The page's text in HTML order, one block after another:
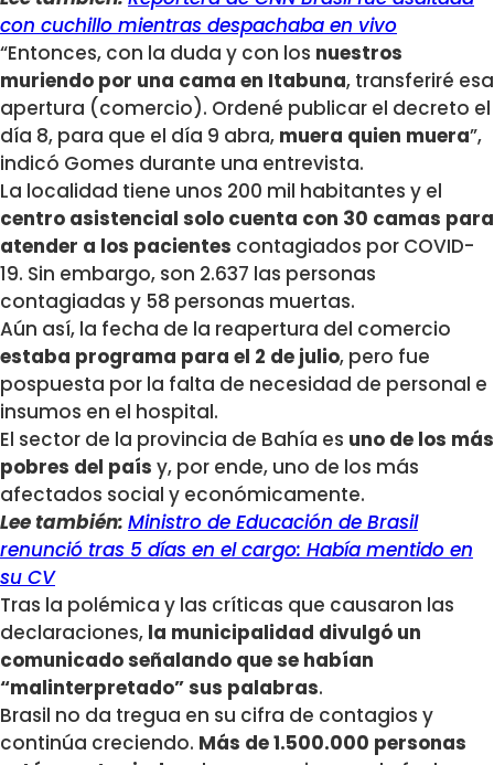
con cuchillo mientras despachaba en vivo
“Entonces, con la duda y con los nuestros
muriendo por una cama en Itabuna, transferiré esa
apertura (comercio). Ordené publicar el decreto el
día 8, para que el día 9 abra, muera quien muera”,
indicó Gomes durante una entrevista.
La localidad tiene unos 200 mil habitantes y el
centro asistencial solo cuenta con 30 camas para
atender a los pacientes contagiados por COVID-
19. Sin embargo, son 2.637 las personas
contagiadas y 58 personas muertas.
Aún así, la fecha de la reapertura del comercio
estaba programa para el 2 de julio, pero fue
pospuesta por la falta de necesidad de personal e
insumos en el hospital.
El sector de la provincia de Bahía es uno de los más
pobres del país y, por ende, uno de los más
afectados social y económicamente.
Lee también: Ministro de Educación de Brasil
renunció tras 5 días en el cargo: Había mentido en
su CV
Tras la polémica y las críticas que causaron las
declaraciones, la municipalidad divulgó un
comunicado señalando que se habían
“malinterpretado” sus palabras.
Brasil no da tregua en su cifra de contagios y
continúa creciendo. Más de 1.500.000 personas